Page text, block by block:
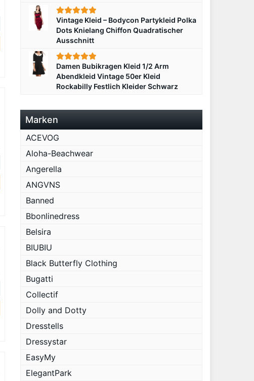
Vintage Kleid – Bodycon Partykleid Polka
Dots Knielang Chiffon Quadratischer
Ausschnitt
Damen Bubikragen Kleid 1/2 Arm
Abendkleid Vintage 50er Kleid
Rockabilly Festlich Kleider Schwarz
Marken
ACEVOG
Aloha-Beachwear
Angerella
ANGVNS
Banned
Bbonlinedress
Belsira
BIUBIU
Black Butterfly Clothing
Bugatti
Collectif
Dolly and Dotty
Dresstells
Dressystar
EasyMy
ElegantPark